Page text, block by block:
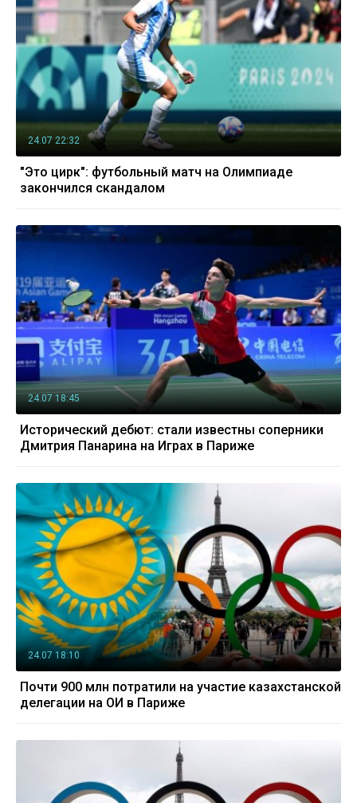
24.07 22:32
"Это цирк": футбольный матч на Олимпиаде
закончился скандалом
24.07 18:45
Исторический дебют: стали известны соперники
Дмитрия Панарина на Играх в Париже
24.07 18:10
Почти 900 млн потратили на участие казахстанской
делегации на ОИ в Париже